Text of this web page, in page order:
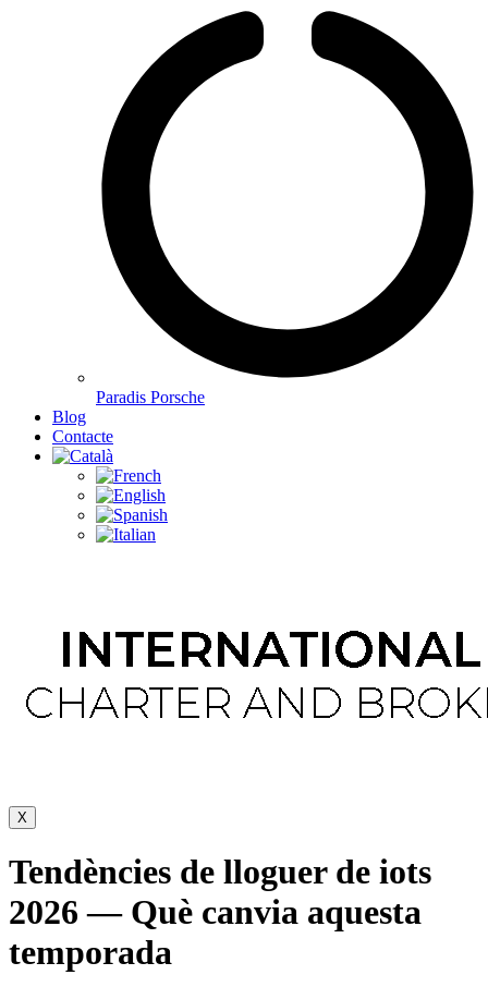
Paradis Porsche
Blog
Contacte
X
Tendències de lloguer de iots
2026 — Què canvia aquesta
temporada